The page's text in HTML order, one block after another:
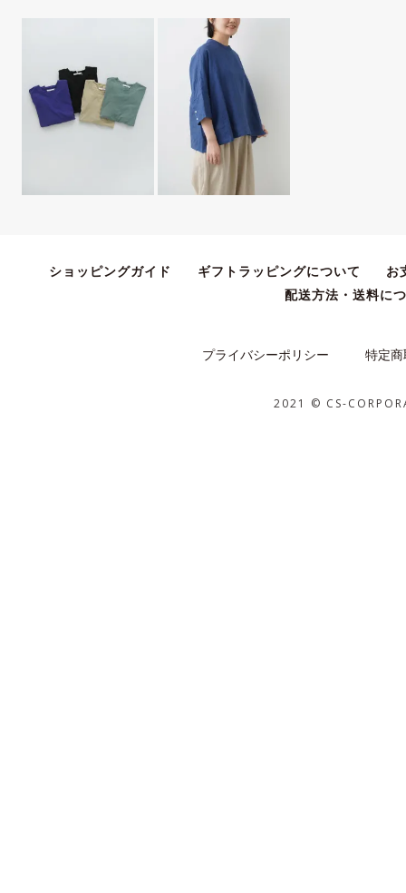
ショッピングガイド ギフトラッピングについて
お
配送方法・送料に
プライバシーポリシー 特定
2021 © CS-